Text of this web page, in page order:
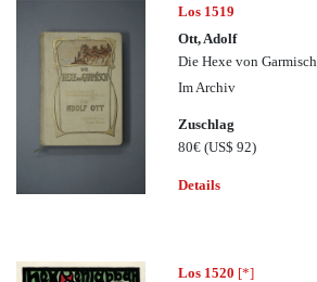
Los 1519
Ott, Adolf
Die Hexe von Garmisch
Im Archiv
Zuschlag
80€(US$ 92)
Details
Los 1520 [*]